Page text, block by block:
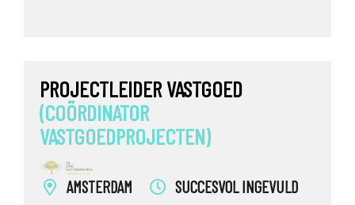
PROJECTLEIDER VASTGOED
(COÖRDINATOR
VASTGOEDPROJECTEN)
AMSTERDAM
SUCCESVOL INGEVULD